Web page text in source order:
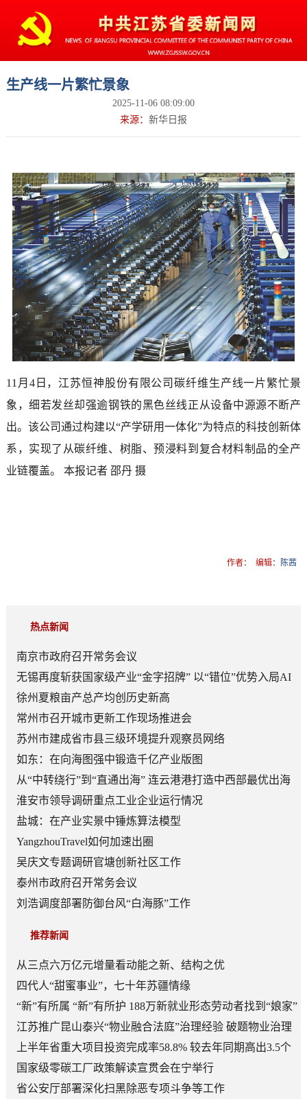
生产线一片繁忙景象
2025-11-06 08:09:00
来源： 新华日报
11月4日，江苏恒神股份有限公司碳纤维生产线一片繁忙景
象，细若发丝却强逾钢铁的黑色丝线正从设备中源源不断产
出。该公司通过构建以“产学研用一体化”为特点的科技创新体
系，实现了从碳纤维、树脂、预浸料到复合材料制品的全产
业链覆盖。 本报记者 邵丹 摄
作者： 编辑： 陈茜
热点新闻
南京市政府召开常务会议
无锡再度斩获国家级产业“金字招牌” 以“错位”优势入局AI
顶层赛道
徐州夏粮亩产总产均创历史新高
常州市召开城市更新工作现场推进会
苏州市建成省市县三级环境提升观察员网络
如东：在向海图强中锻造千亿产业版图
从“中转绕行”到“直通出海” 连云港港打造中西部最优出海
口
淮安市领导调研重点工业企业运行情况
盐城：在产业实景中锤炼算法模型
YangzhouTravel如何加速出圈
吴庆文专题调研官塘创新社区工作
泰州市政府召开常务会议
刘浩调度部署防御台风“白海豚”工作
推荐新闻
从三点六万亿元增量看动能之新、结构之优
四代人“甜蜜事业”，七十年苏疆情缘
“新”有所属 “新”有所护 188万新就业形态劳动者找到“娘家”
江苏推广昆山泰兴“物业融合法庭”治理经验 破题物业治理
“老大难”
上半年省重大项目投资完成率58.8% 较去年同期高出3.5个
百分点
国家级零碳工厂政策解读宣贯会在宁举行
省公安厅部署深化扫黑除恶专项斗争等工作